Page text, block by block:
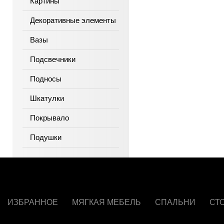
Декоративные элементы
Вазы
Подсвечники
Подносы
Шкатулки
Покрывало
Подушки
ИЗБРАННОЕ МЯГКАЯ МЕБЕЛЬ СПАЛЬНИ